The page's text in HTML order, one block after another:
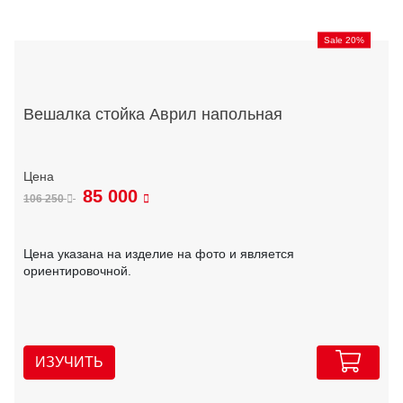
Sale 20%
Вешалка стойка Аврил напольная
106 250 85 000
Цена указана на изделие на фото и является
ориентировочной.
ИЗУЧИТЬ